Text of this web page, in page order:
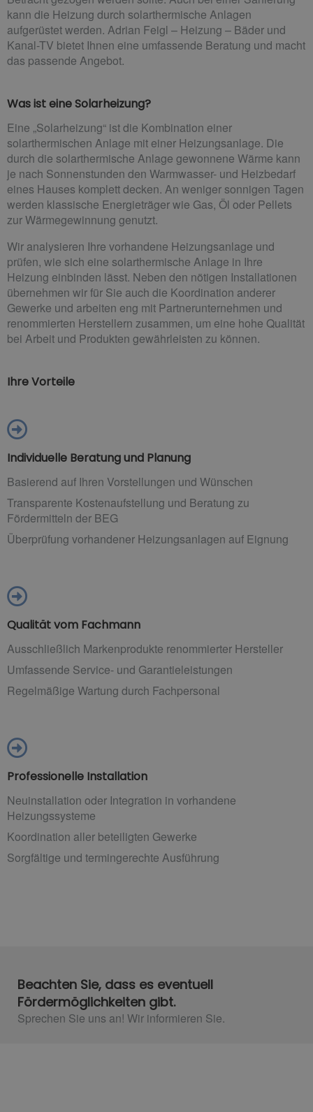
kann die Heizung durch solarthermische Anlagen
aufgerüstet werden. Adrian Feigl – Heizung – Bäder und
Kanal-TV bietet Ihnen eine umfassende Beratung und macht
das passende Angebot.
Was ist eine Solarheizung?
Eine „Solarheizung“ ist die Kombination einer
solarthermischen Anlage mit einer Heizungsanlage. Die
durch die solarthermische Anlage gewonnene Wärme kann
je nach Sonnenstunden den Warmwasser- und Heizbedarf
eines Hauses komplett decken. An weniger sonnigen Tagen
werden klassische Energieträger wie Gas, Öl oder Pellets
zur Wärmegewinnung genutzt.
Wir analysieren Ihre vorhandene Heizungsanlage und
prüfen, wie sich eine solarthermische Anlage in Ihre
Heizung einbinden lässt. Neben den nötigen Installationen
übernehmen wir für Sie auch die Koordination anderer
Gewerke und arbeiten eng mit Partnerunternehmen und
renommierten Herstellern zusammen, um eine hohe Qualität
bei Arbeit und Produkten gewährleisten zu können.
Ihre Vorteile
Individuelle Beratung und Planung
Basierend auf Ihren Vorstellungen und Wünschen
Transparente Kostenaufstellung und Beratung zu
Fördermitteln der BEG
Überprüfung vorhandener Heizungsanlagen auf Eignung
Qualität vom Fachmann
Ausschließlich Markenprodukte renommierter Hersteller
Umfassende Service- und Garantieleistungen
Regelmäßige Wartung durch Fachpersonal
Professionelle Installation
Neuinstallation oder Integration in vorhandene
Heizungssysteme
Koordination aller beteiligten Gewerke
Sorgfältige und termingerechte Ausführung
Beachten Sie, dass es eventuell
Fördermöglichkeiten gibt.
Sprechen Sie uns an! Wir informieren Sie.